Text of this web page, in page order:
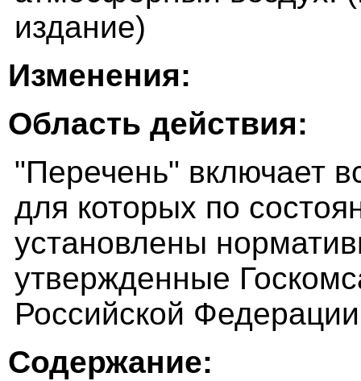
издание)
Изменения:
Область действия:
"Перечень" включает
для которых по
установлены
утвержденные
Российской Федерации
Содержание: